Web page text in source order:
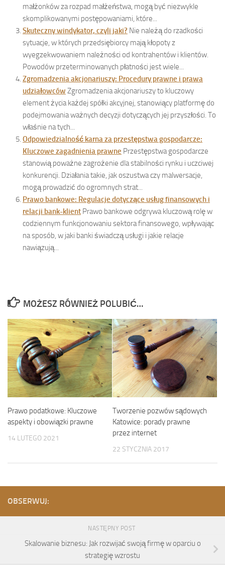
małżonków za rozpad małżeństwa, mogą być niezwykle
skomplikowanymi postępowaniami, które...
Skuteczny windykator, czyli jaki? Nie należą do rzadkości
sytuacje, w których przedsiębiorcy mają kłopoty z
wyegzekwowaniem należności od kontrahentów i klientów.
Powodów przeterminowanych płatności jest wiele...
Zgromadzenia akcjonariuszy: Procedury prawne i prawa
udziałowców Zgromadzenia akcjonariuszy to kluczowy
element życia każdej spółki akcyjnej, stanowiący platformę do
podejmowania ważnych decyzji dotyczących jej przyszłości. To
właśnie na tych...
Odpowiedzialność karna za przestępstwa gospodarcze:
Kluczowe zagadnienia prawne Przestępstwa gospodarcze
stanowią poważne zagrożenie dla stabilności rynku i uczciwej
konkurencji. Działania takie, jak oszustwa czy malwersacje,
mogą prowadzić do ogromnych strat...
Prawo bankowe: Regulacje dotyczące usług finansowych i
relacji bank-klient Prawo bankowe odgrywa kluczową rolę w
codziennym funkcjonowaniu sektora finansowego, wpływając
na sposób, w jaki banki świadczą usługi i jakie relacje
nawiązują...
MOŻESZ RÓWNIEŻ POLUBIĆ…
Prawo podatkowe: Kluczowe
aspekty i obowiązki prawne
14 LUTEGO 2021
Tworzenie pozwów sądowych
Katowice: porady prawne
przez internet
22 STYCZNIA 2017
OBSERWUJ:
NASTĘPNY POST
Skalowanie biznesu: Jak rozwijać swoją firmę w oparciu o
strategię wzrostu